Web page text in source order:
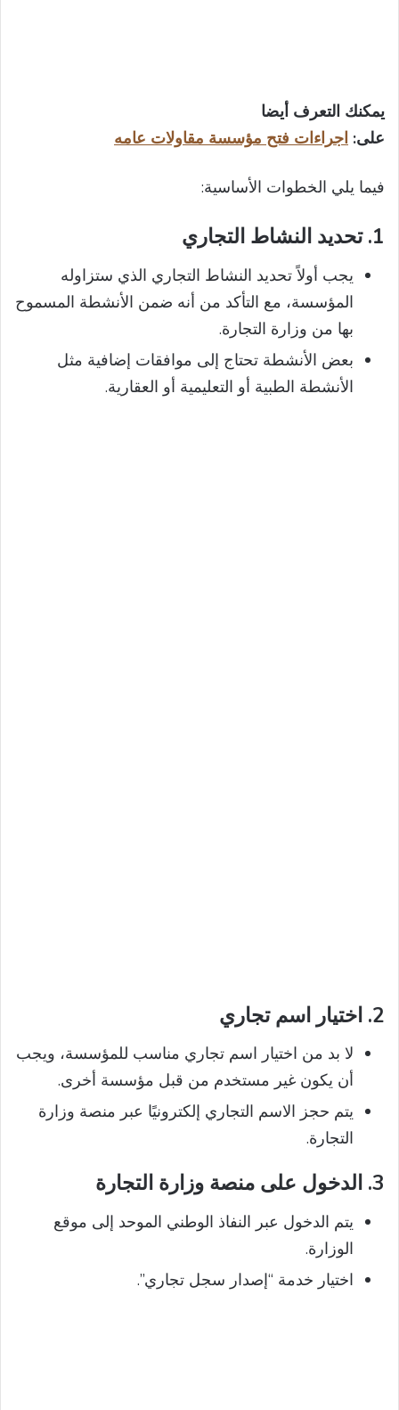
يمكنك التعرف أيضا
على: اجراءات فتح مؤسسة مقاولات عامه
فيما يلي الخطوات الأساسية:
1. تحديد النشاط التجاري
يجب أولاً تحديد النشاط التجاري الذي ستزاوله
المؤسسة، مع التأكد من أنه ضمن الأنشطة المسموح
بها من وزارة التجارة.
بعض الأنشطة تحتاج إلى موافقات إضافية مثل
الأنشطة الطبية أو التعليمية أو العقارية.
2. اختيار اسم تجاري
لا بد من اختيار اسم تجاري مناسب للمؤسسة، ويجب
أن يكون غير مستخدم من قبل مؤسسة أخرى.
يتم حجز الاسم التجاري إلكترونيًا عبر منصة وزارة
التجارة.
3. الدخول على منصة وزارة التجارة
يتم الدخول عبر النفاذ الوطني الموحد إلى موقع
الوزارة.
اختيار خدمة “إصدار سجل تجاري”.